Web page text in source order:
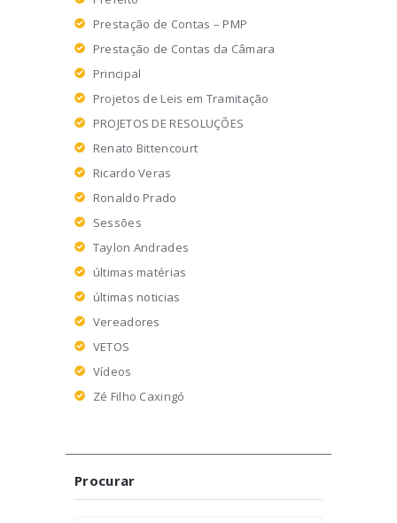
Prestação de Contas – PMP
Prestação de Contas da Câmara
Principal
Projetos de Leis em Tramitação
PROJETOS DE RESOLUÇÕES
Renato Bittencourt
Ricardo Veras
Ronaldo Prado
Sessões
Taylon Andrades
últimas matérias
últimas noticias
Vereadores
VETOS
Vídeos
Zé Filho Caxingó
Procurar